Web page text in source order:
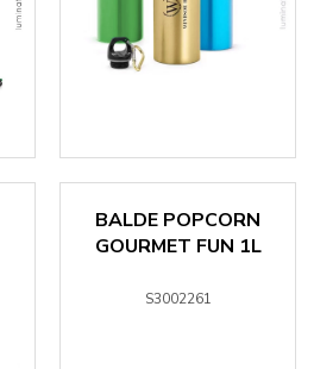
BALDE POPCORN
GOURMET FUN 1L
S3002261